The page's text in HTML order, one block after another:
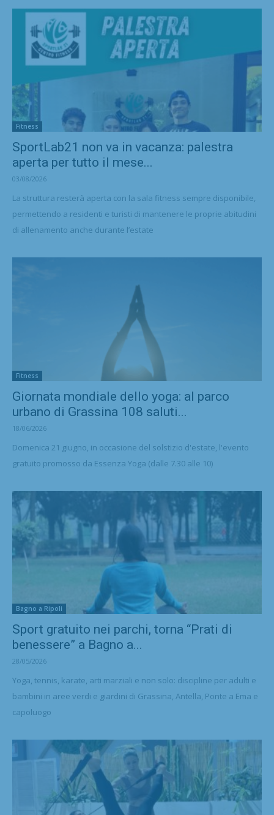
Fitness
SportLab21 non va in vacanza: palestra
aperta per tutto il mese...
03/08/2026
La struttura resterà aperta con la sala fitness sempre disponibile,
permettendo a residenti e turisti di mantenere le proprie abitudini
di allenamento anche durante l’estate
Fitness
Giornata mondiale dello yoga: al parco
urbano di Grassina 108 saluti...
18/06/2026
Domenica 21 giugno, in occasione del solstizio d'estate, l'evento
gratuito promosso da Essenza Yoga (dalle 7.30 alle 10)
Bagno a Ripoli
Sport gratuito nei parchi, torna “Prati di
benessere” a Bagno a...
28/05/2026
Yoga, tennis, karate, arti marziali e non solo: discipline per adulti e
bambini in aree verdi e giardini di Grassina, Antella, Ponte a Ema e
capoluogo